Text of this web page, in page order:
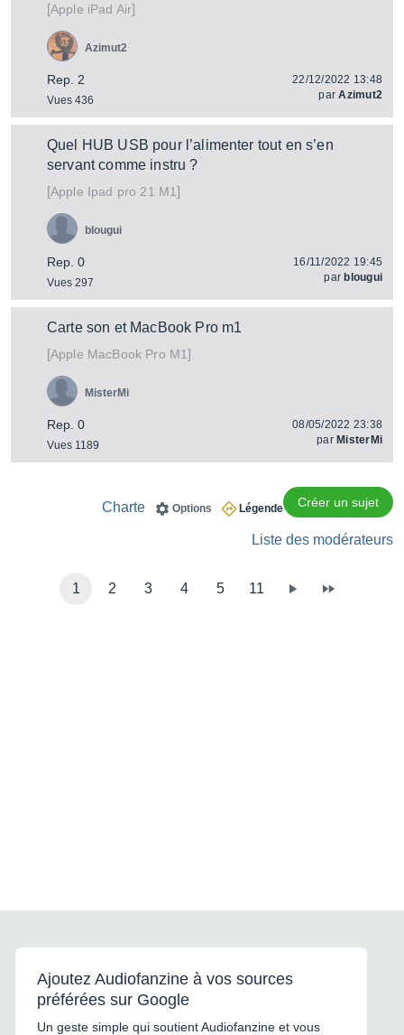
[Apple iPad Air]
Rep. 2
Vues 436
Azimut2
22/12/2022 13:48
parAzimut2
Quel HUB USB pour l’alimenter tout en s’en
servant comme instru ?
[Apple Ipad pro 21 M1]
Rep. 0
Vues 297
blougui
16/11/2022 19:45
par blougui
Carte son et MacBook Pro m1
[Apple MacBook Pro M1]
Rep. 0
Vues 1189
MisterMi
08/05/2022 23:38
par MisterMi
Créer un sujet
Légende
Options
Charte
Liste des modérateurs
1 2 3 4 5 11
Ajoutez Audiofanzine à vos sources
préférées sur Google
Un geste simple qui soutient Audiofanzine et vous